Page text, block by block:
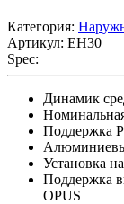
Категория:
Артикул: EH30
Spec:
Динамик
Поддержка
Установка
Поддержка
OPUS